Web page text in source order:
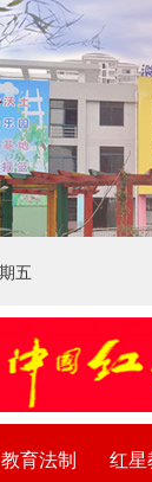
五
教育法制 红